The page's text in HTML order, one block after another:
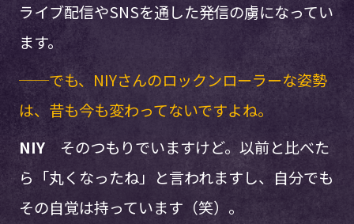
ライブ配信やSNSを通した発信の虜になってい
ます。
──でも、NIYさんのロックンローラーな姿勢
は、昔も今も変わってないですよね。
NIYそのつもりでいますけど。以前と比べた
ら「丸くなったね」と言われますし、自分でも
その自覚は持っています（笑）。